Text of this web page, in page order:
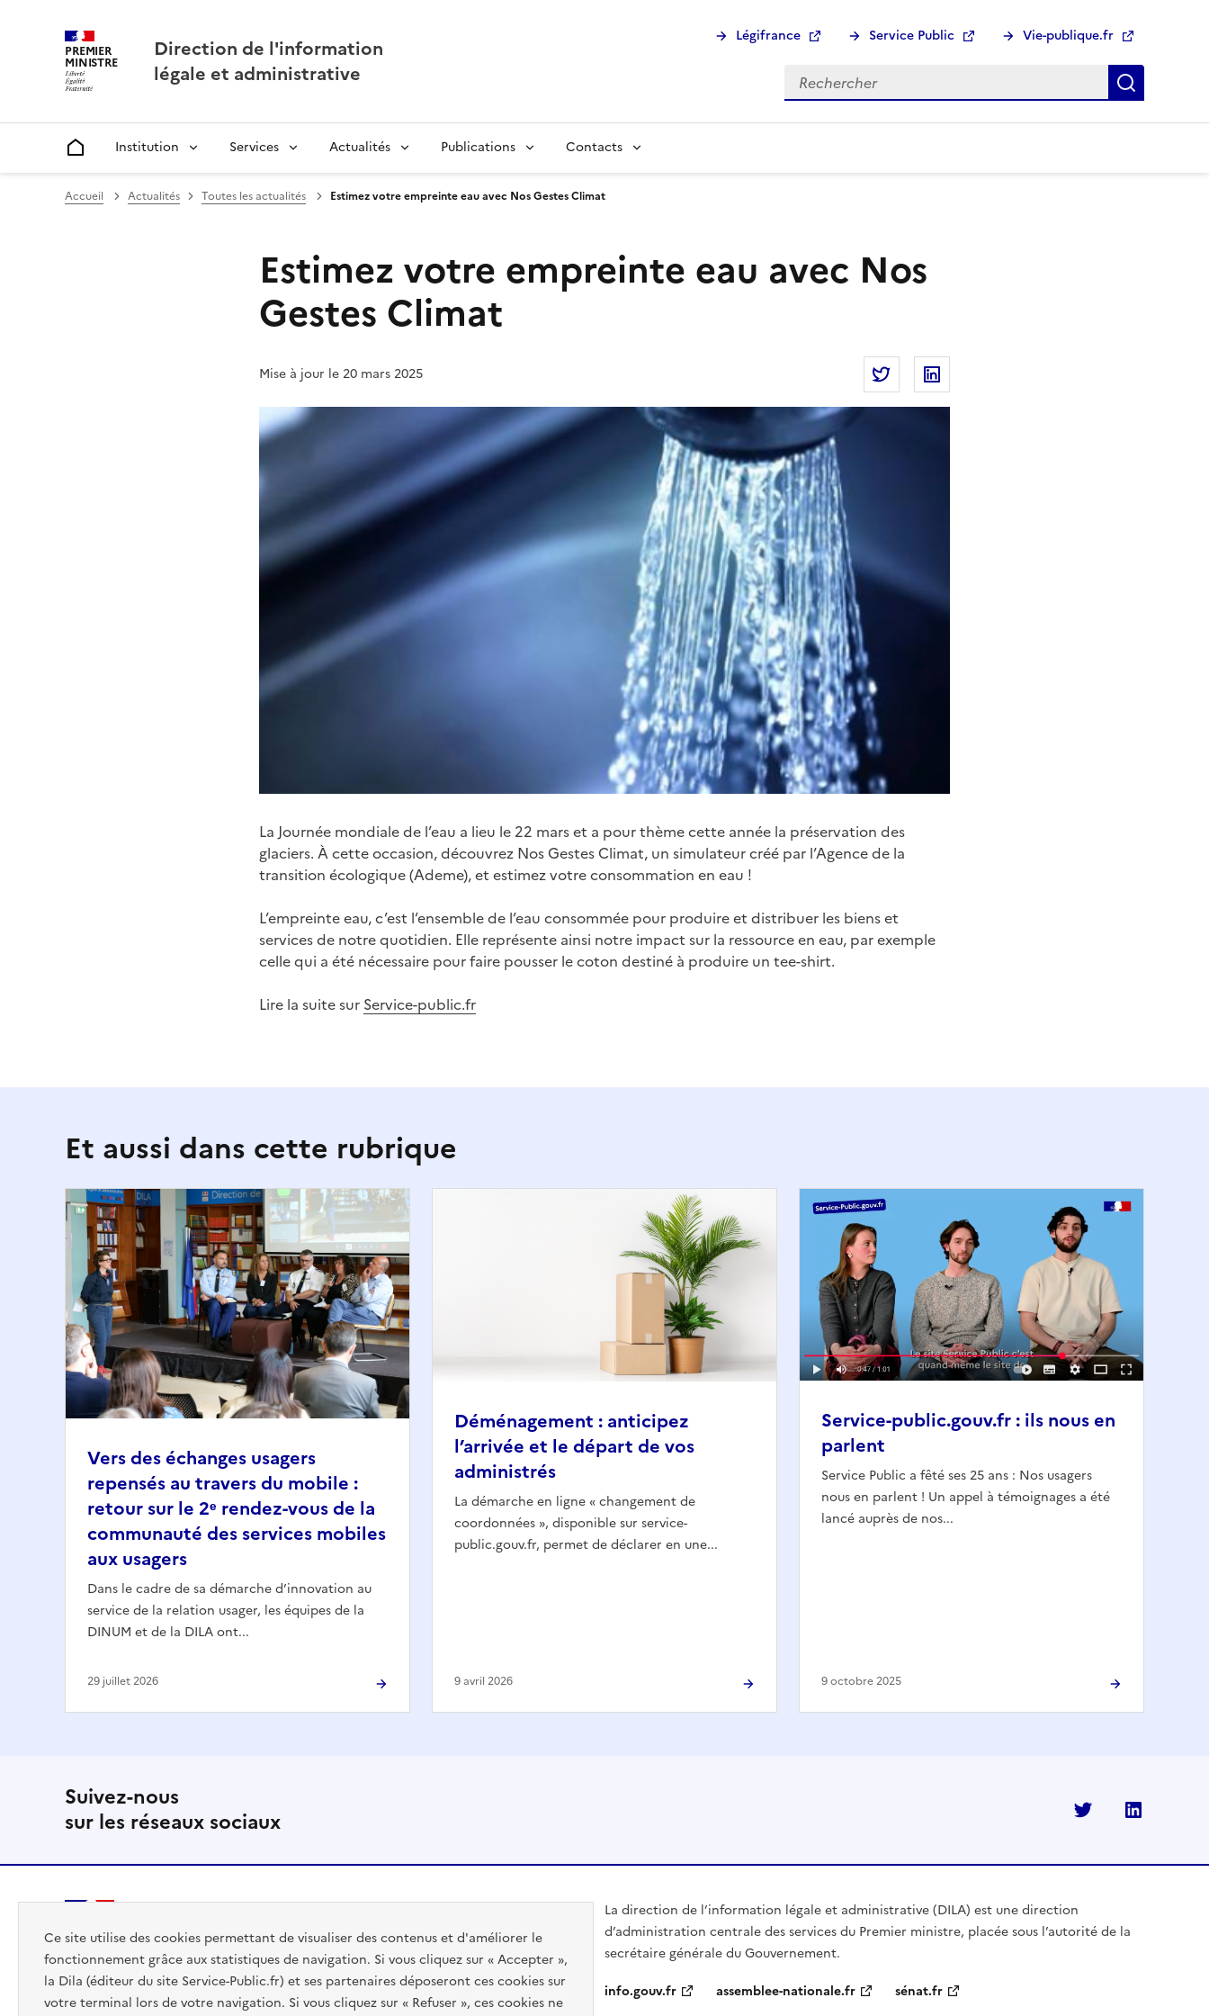
Ce site utilise des cookies permettant de visualiser des contenus et d'améliorer le
fonctionnement grâce aux statistiques de navigation. Si vous cliquez sur « Accepter »,
la Dila (éditeur du site Service-Public.fr) et ses partenaires déposeront ces cookies sur
votre terminal lors de votre navigation. Si vous cliquez sur « Refuser », ces cookies ne
PREMIER
MINISTRE
Direction de l'information
légale et administrative
Légifrance Service Public Vie-publique.fr
Rechercher :
Institution Services Actualités Publications Contacts
Accueil Actualités Toutes les actualités Estimez votre empreinte eau avec Nos Gestes Climat
Estimez votre empreinte eau avec Nos
Gestes Climat
Mise à jour le 20 mars 2025 Partager la page
Partager Estimez votre empreinte eau avec
La Journée mondiale de l’eau a lieu le 22 mars et a pour thème cette année la préservation des
glaciers. À cette occasion, découvrez Nos Gestes Climat, un simulateur créé par l’Agence de la
transition écologique (Ademe), et estimez votre consommation en eau !
L’empreinte eau, c’est l’ensemble de l’eau consommée pour produire et distribuer les biens et
services de notre quotidien. Elle représente ainsi notre impact sur la ressource en eau, par exemple
celle qui a été nécessaire pour faire pousser le coton destiné à produire un tee-shirt.
Lire la suite sur Service-public.fr
Et aussi dans cette rubrique
Vers des échanges usagers
repensés au travers du mobile :
retour sur le 2ᵉ rendez-vous de la
communauté des services mobiles
aux usagers
Dans le cadre de sa démarche d’innovation au
service de la relation usager, les équipes de la
DINUM et de la DILA ont...
29 juillet 2026
Déménagement : anticipez
l’arrivée et le départ de vos
administrés
La démarche en ligne « changement de
coordonnées », disponible sur service-
public.gouv.fr, permet de déclarer en une...
9 avril 2026
Service-public.gouv.fr : ils nous en
parlent
Service Public a fêté ses 25 ans : Nos usagers
nous en parlent ! Un appel à témoignages a été
lancé auprès de nos...
9 octobre 2025
Suivez-nous
sur les réseaux sociaux
Twitter
PREMIER
MINISTRE
La direction de l’information légale et administrative (DILA) est une direction
d’administration centrale des services du Premier ministre, placée sous l’autorité de la
secrétaire générale du Gouvernement.
info.gouv.fr
assemblee-nationale.fr sénat.fr